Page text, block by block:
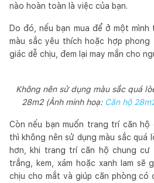
nào hoàn toàn là việc của bạn.
Do đó, nếu bạn mua để ở một
màu sắc yêu thích hoặc hợp
giác dễ chịu, đem lại may mắn cho
Không nên sử dụng màu sắc quá
28m2 (Ảnh minh hoạ: Căn hộ
Còn nếu bạn muốn trang trí căn
thì không nên sử dụng màu sắc quá
hơn, khi trang trí căn hộ chung cư
trắng, kem, xám hoặc xanh lam sẽ
chịu cho mắt và giúp căn phòng có